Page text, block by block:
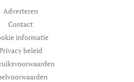
Adverteren
Contact
informatie
beleid